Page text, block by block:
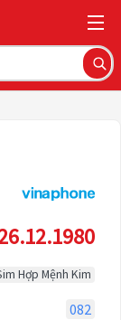
Hợp Mệnh Kim
082